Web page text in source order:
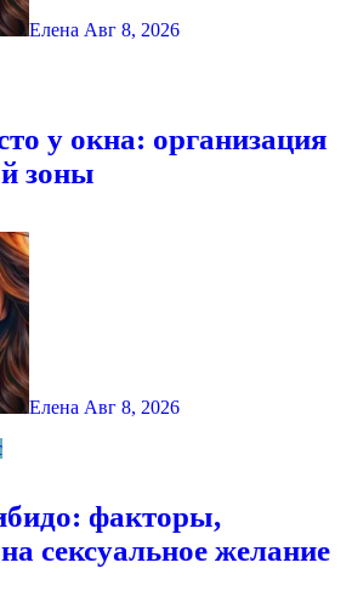
Елена Авг 8, 2026
у окна: организация
зоны
Елена Авг 8, 2026
факторы,
сексуальное желание